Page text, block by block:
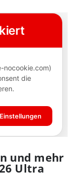
und mehr
Ultra